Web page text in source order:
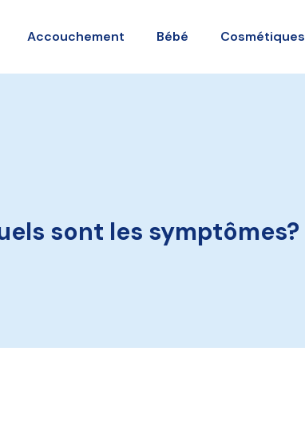
Accouchement Bébé Cosmétiques
sont les symptômes?